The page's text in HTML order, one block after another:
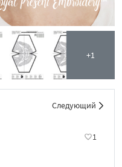
+1
Следующий
1